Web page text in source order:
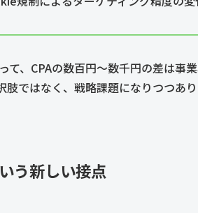
て、CPAの数百円〜数千円の差は事
ではなく、戦略課題になりつつあり
う新しい接点